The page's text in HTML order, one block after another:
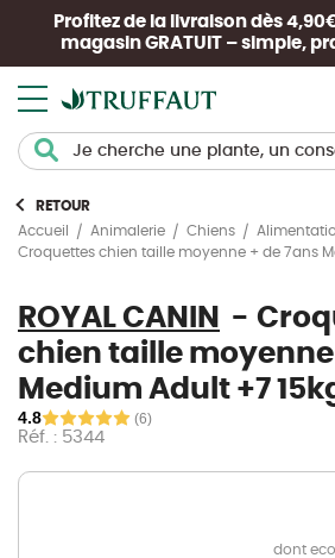
Profitez de la livraison dès
magasin GRATUIT – simple,
RETOUR
Accueil
Animalerie Chiens
Croquettes chien taille moyenne + de 7ans
ROYAL CANIN
chien taille moyenne
Medium Adult +7
4.8 (6)
Réf. : 5344
dont